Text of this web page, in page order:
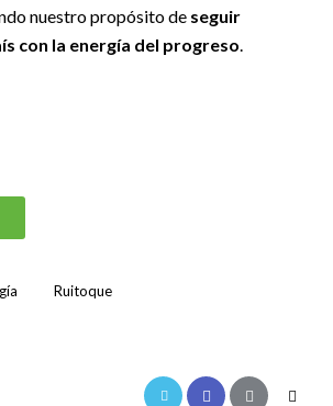
nuestro propósito de seguir
con la energía del progreso.
Ruitoque